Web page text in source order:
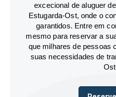
excecional de aluguer
Estugarda-Ost, onde o
garantidos. Entre em
mesmo para reservar a
que milhares de pessoas
suas necessidades de